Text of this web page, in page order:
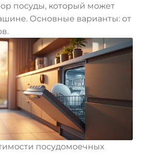
посуды, который может
Основные варианты: от
посудомоечных